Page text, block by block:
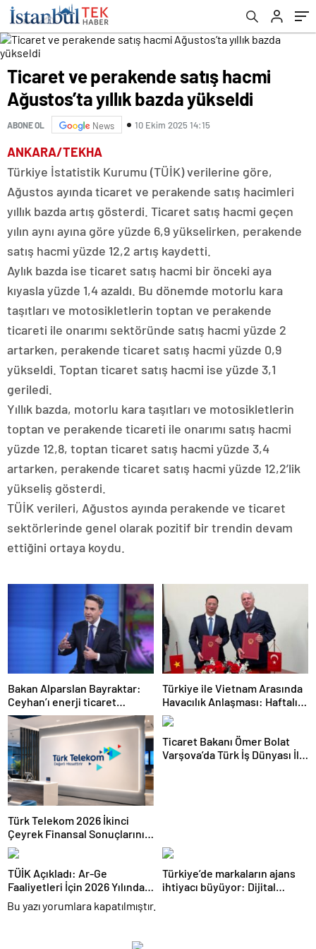
Ticaret ve perakende satış hacmi
Ağustos’ta yıllık bazda yükseldi
ABONE OL News 10 Ekim 2025 14:15
ANKARA/TEKHA
Türkiye İstatistik Kurumu (TÜİK) verilerine göre,
Ağustos ayında ticaret ve perakende satış hacimleri
yıllık bazda artış gösterdi. Ticaret satış hacmi geçen
yılın aynı ayına göre yüzde 6,9 yükselirken, perakende
satış hacmi yüzde 12,2 artış kaydetti.
Aylık bazda ise ticaret satış hacmi bir önceki aya
kıyasla yüzde 1,4 azaldı. Bu dönemde motorlu kara
taşıtları ve motosikletlerin toptan ve perakende
ticareti ile onarımı sektöründe satış hacmi yüzde 2
artarken, perakende ticaret satış hacmi yüzde 0,9
yükseldi. Toptan ticaret satış hacmi ise yüzde 3,1
geriledi.
Yıllık bazda, motorlu kara taşıtları ve motosikletlerin
toptan ve perakende ticareti ile onarımı satış hacmi
yüzde 12,8, toptan ticaret satış hacmi yüzde 3,4
artarken, perakende ticaret satış hacmi yüzde 12,2’lik
yükseliş gösterdi.
TÜİK verileri, Ağustos ayında perakende ve ticaret
sektörlerinde genel olarak pozitif bir trendin devam
ettiğini ortaya koydu.
Bakan Alparslan Bayraktar:
Ceyhan’ı enerji ticaret
merkezi yapacağız
Türkiye ile Vietnam Arasında
Havacılık Anlaşması: Haftalık
Sefer Sayısı 42’ye Yükseldi
Türk Telekom 2026 İkinci
Çeyrek Finansal Sonuçlarını
Açıkladı: Yarı Yıl Geliri 142
Milyar TL’yi Aştı
Ticaret Bakanı Ömer Bolat
Varşova’da Türk İş Dünyası İle
TÜİK Açıkladı: Ar-Ge
Faaliyetleri İçin 2026 Yılında
308 Milyar Lira Tahsis Edildi
Türkiye’de markaların ajans
ihtiyacı büyüyor: Dijital
Bu yazı yorumlara kapatılmıştır.